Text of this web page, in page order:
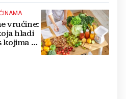
vrućine:
hladi
kojima si